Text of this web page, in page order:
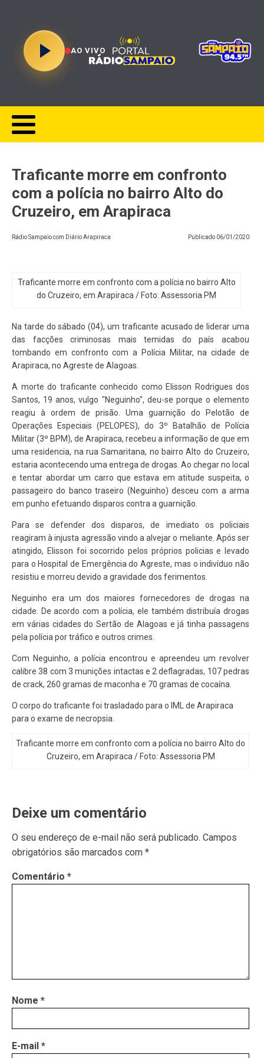
AO VIVO
Traficante morre em confronto
com a polícia no bairro Alto do
Cruzeiro, em Arapiraca
Rádio Sampaio com Diário Arapiraca Publicado 06/01/2020
Traficante morre em confronto com a polícia no bairro Alto
do Cruzeiro, em Arapiraca / Foto: Assessoria PM
Na tarde do sábado (04), um traficante acusado de liderar uma
das facções criminosas mais temidas do país acabou
tombando em confronto com a Polícia Militar, na cidade de
Arapiraca, no Agreste de Alagoas.
A morte do traficante conhecido como Elisson Rodrigues dos
Santos, 19 anos, vulgo "Neguinho", deu-se porque o elemento
reagiu à ordem de prisão. Uma guarnição do Pelotão de
Operações Especiais (PELOPES), do 3º Batalhão de Polícia
Militar (3º BPM), de Arapiraca, recebeu a informação de que em
uma residencia, na rua Samaritana, no bairro Alto do Cruzeiro,
estaria acontecendo uma entrega de drogas. Ao chegar no local
e tentar abordar um carro que estava em atitude suspeita, o
passageiro do banco traseiro (Neguinho) desceu com a arma
em punho efetuando disparos contra a guarnição.
Para se defender dos disparos, de imediato os policiais
reagiram à injusta agressão vindo a alvejar o meliante. Após ser
atingido, Elisson foi socorrido pelos próprios policias e levado
para o Hospital de Emergência do Agreste, mas o indivíduo não
resistiu e morreu devido a gravidade dos ferimentos.
Neguinho era um dos maiores fornecedores de drogas na
cidade. De acordo com a polícia, ele também distribuía drogas
em várias cidades do Sertão de Alagoas e já tinha passagens
pela polícia por tráfico e outros crimes.
Com Neguinho, a polícia encontrou e apreendeu um revolver
calibre 38 com 3 munições intactas e 2 deflagradas, 107 pedras
de crack, 260 gramas de maconha e 70 gramas de cocaína.
O corpo do traficante foi trasladado para o IML de Arapiraca
para o exame de necropsia.
Traficante morre em confronto com a polícia no bairro Alto do
Cruzeiro, em Arapiraca / Foto: Assessoria PM
Deixe um comentário
O seu endereço de e-mail não será publicado. Campos
obrigatórios são marcados com *
Comentário *
Nome *
E-mail *